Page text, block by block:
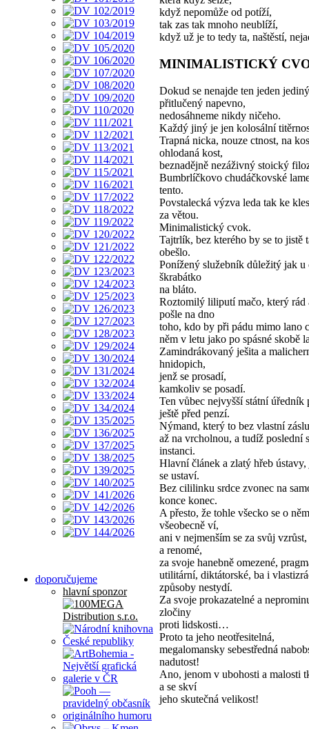
doporučujeme
hlavní sponzor
když nepomůže od potíží,
tak zas tak mnoho neublíží,
když už je to tedy ta, naštěstí,
MINIMALISTICKÝ
Dokud se nenajde ten jeden jediný
přitlučený napevno,
nedosáhneme nikdy ničeho.
Každý jiný je jen kolosální
Trapná nicka, nouze ctnost, na
ohlodaná kost,
beznadějně nezáživný stoický
Bumbrlíčkovo chudáčkovské
tento.
Povstalecká výzva leda tak ke
za větou.
Minimalistický cvok.
Tajtrlík, bez kterého by se to jistě
obešlo.
Ponížený služebník důležitý jak u
škrabátko
na bláto.
Roztomilý liliputí mačo, který rád
pošle na dno
toho, kdo by při pádu mimo lano
něm v letu jako po spásné skobě
Zamindrákovaný ješita a
hnidopich,
jenž se prosadí,
kamkoliv se posadí.
Ten vůbec nejvyšší státní úředník
ještě před penzí.
Nýmand, který to bez vlastní
až na vrcholnou, a tudíž poslední
instanci.
Hlavní článek a zlatý hřeb
se ustaví.
Bez cililinku srdce zvonec na
konce konec.
A přesto, že tohle všecko se o něm
všeobecně ví,
ani v nejmenším se za svůj
a renomé,
za svoje hanebně omezené,
utilitární, diktátorské, ba i
způsoby nestydí.
Za svoje prokazatelné a
zločiny
proti lidskosti…
Proto ta jeho neotřesitelná,
megalomansky sebestředná
nadutost!
Ano, jenom v ubohosti a malosti
a se skví
jeho skutečná velikost!